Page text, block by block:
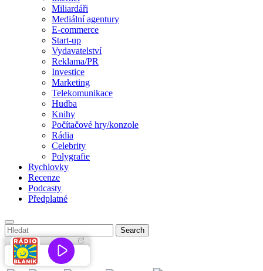
Miliardáři
Mediální agentury
E-commerce
Start-up
Vydavatelství
Reklama/PR
Investice
Marketing
Telekomunikace
Hudba
Knihy
Počítačové hry/konzole
Rádia
Celebrity
Polygrafie
Rychlovky
Recenze
Podcasty
Předplatné